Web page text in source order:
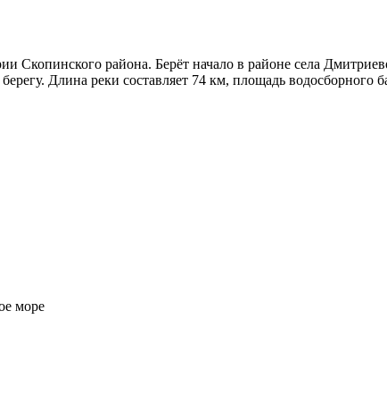
Скопинского района. Берёт начало в районе села
Длина реки составляет 74 км, площадь
море